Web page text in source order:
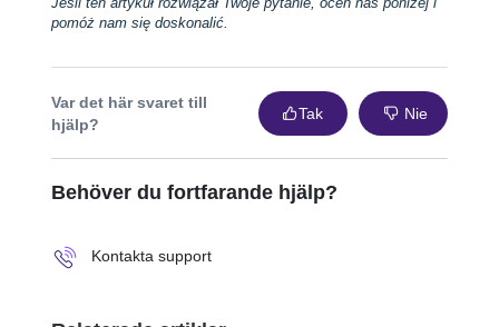
pomóż nam się doskonalić.
Var det här svaret till
hjälp?
Tak Nie
Behöver du fortfarande hjälp?
Kontakta support